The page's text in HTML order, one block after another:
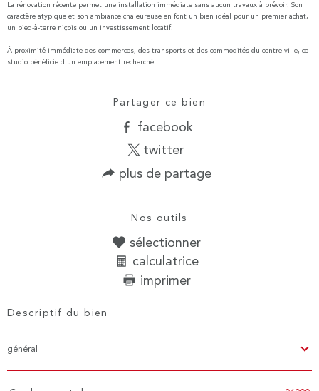
La rénovation récente permet une installation immédiate sans aucun travaux à prévoir. Son
caractère atypique et son ambiance chaleureuse en font un bien idéal pour un premier achat,
un pied-à-terre niçois ou un investissement locatif.
À proximité immédiate des commerces, des transports et des commodités du centre-ville, ce
studio bénéficie d'un emplacement recherché.
Partager ce bien
facebook
twitter
plus de partage
Nos outils
sélectionner
calculatrice
imprimer
Descriptif du bien
général